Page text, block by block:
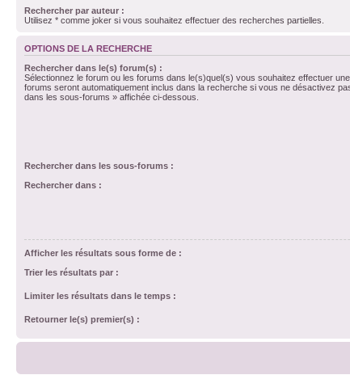
Rechercher par auteur :
Utilisez * comme joker si vous souhaitez effectuer des recherches partielles.
OPTIONS DE LA RECHERCHE
Rechercher dans le(s) forum(s) :
Sélectionnez le forum ou les forums dans le(s)quel(s) vous souhaitez effectuer
forums seront automatiquement inclus dans la recherche si vous ne désactivez
dans les sous-forums » affichée ci-dessous.
Rechercher dans les sous-forums :
Rechercher dans :
Afficher les résultats sous forme de :
Trier les résultats par :
Limiter les résultats dans le temps :
Retourner le(s) premier(s) :